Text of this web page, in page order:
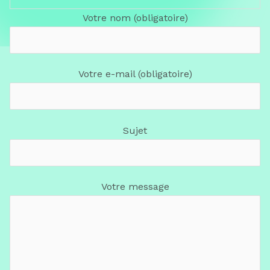
Votre nom (obligatoire)
Votre e-mail (obligatoire)
Sujet
Votre message